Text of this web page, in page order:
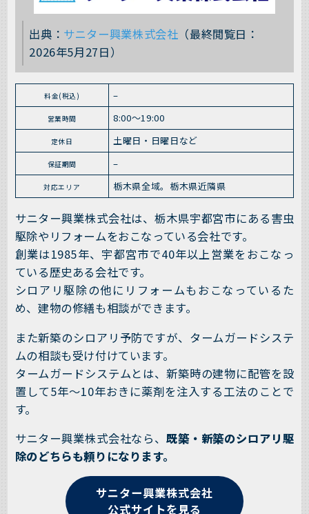
出典： サニター興業株式会社 （最終閲覧日：
2026年5月27日）
料金(税込) –
営業時間 8:00〜19:00
定休日 土曜日・日曜日など
保証期間 –
対応エリア 栃木県全域。栃木県近隣県
サニター興業株式会社は、栃木県宇都宮市にある害虫
駆除やリフォームをおこなっている会社です。
創業は1985年、宇都宮市で40年以上営業をおこなっ
ている歴史ある会社です。
シロアリ駆除の他にリフォームもおこなっているた
め、建物の修繕も相談ができます。
また新築のシロアリ予防ですが、タームガードシステ
ムの相談も受け付けています。
タームガードシステムとは、新築時の建物に配管を設
置して5年～10年おきに薬剤を注入する工法のことで
す。
サニター興業株式会社なら、 既築・新築のシロアリ駆
除のどちらも頼りになります。
サニター興業株式会社
公式サイトを見る